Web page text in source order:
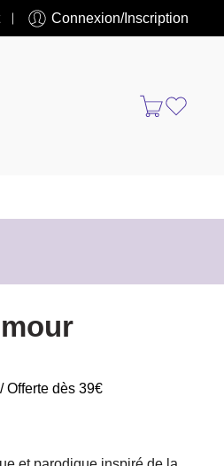
Connexion/Inscription
Offerte dès 39€